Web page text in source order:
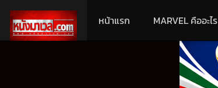
หน้าแรก MARVEL คืออะไร